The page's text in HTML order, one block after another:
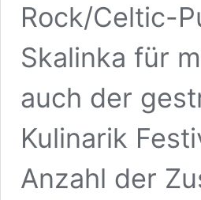
Rock/Celtic-
Skalinka für
auch der
Kulinarik
Anzahl der